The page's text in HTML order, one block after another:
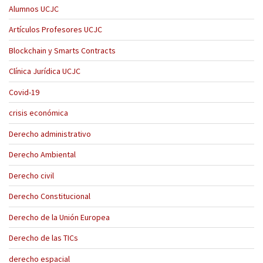
Alumnos UCJC
Artículos Profesores UCJC
Blockchain y Smarts Contracts
Clínica Jurídica UCJC
Covid-19
crisis económica
Derecho administrativo
Derecho Ambiental
Derecho civil
Derecho Constitucional
Derecho de la Unión Europea
Derecho de las TICs
derecho espacial